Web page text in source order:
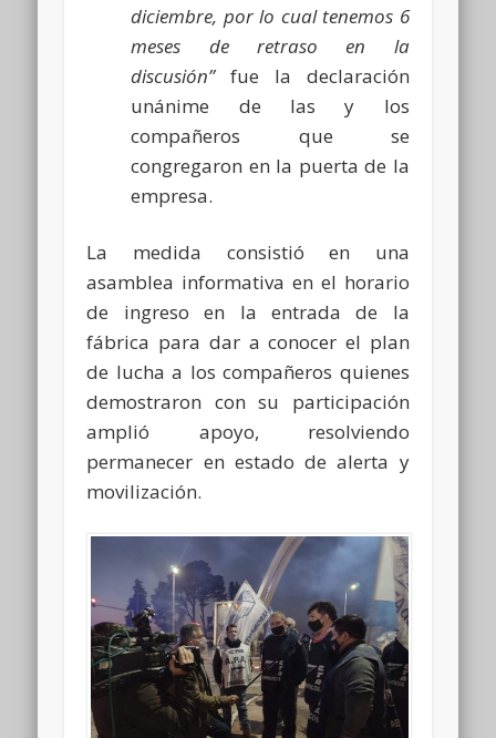
diciembre, por lo cual tenemos 6
meses de retraso en la
discusión”fue la declaración
unánime de las y los
compañeros que se
congregaron en la puerta de la
empresa.
La medida consistió en una
asamblea informativa en el horario
de ingreso en la entrada de la
fábrica para dar a conocer el plan
de lucha a los compañeros quienes
demostraron con su participación
amplió apoyo, resolviendo
permanecer en estado de alerta y
movilización.